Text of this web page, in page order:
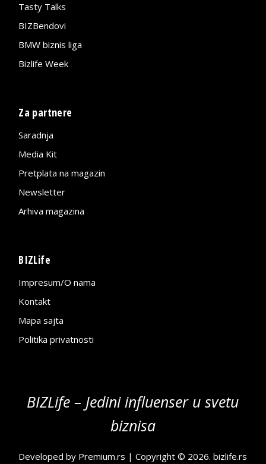
Tasty Talks
BIZBendovi
BMW biznis liga
Bizlife Week
Za partnere
Saradnja
Media Kit
Pretplata na magazin
Newsletter
Arhiva magazina
BIZLife
Impresum/O nama
Kontakt
Mapa sajta
Politika privatnosti
BIZLife – Jedini influenser u svetu
biznisa
Developed by Premium.rs | Copyright © 2026.bizlife.rs